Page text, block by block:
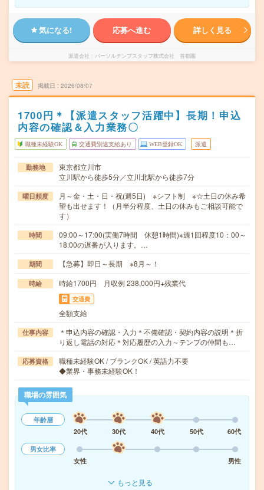
気になる! 応募へ進む 詳しく見る
派遣会社 パーソルテンプスタッフ株式会社 首都圏
未読 掲載日 2026/08/07
1700円＊【派遣スタッフ活躍中】長期！申込
内容の確認＆入力業務〇
職種未経験OK 交通費別途支給あり WEB登録OK 派遣
勤務地
東京都立川市
立川駅から徒歩5分／立川北駅から徒歩7分
曜日頻度
月～金・土・日・祝(週5日) ※シフト制 ※☆土日の休み希
望も出せます！（月半分程度、土日の休みもご相談可能で
す）
時間
09:00～17:00(実働7時間 休憩1時間)※週1回程度10：00～
18:00の遅番が入ります。…
期間 【急募】即日～長期 ※8月～！
時給 時給1700円 月収例 238,000円+残業代
交通費
全額支給
仕事内容
＊申込内容の確認・入力＊不備確認・契約内容の説明＊折
り返し電話の対応＊対応履歴の入力～テンプの仲間も…
応募資格
職種未経験OK / ブランクOK / 英語力不要
◆業界・事務未経験OK！
職場の雰囲気
年齢層
20代
30代 40代 50代
60代
男女比率
女性
男性
もっと見る